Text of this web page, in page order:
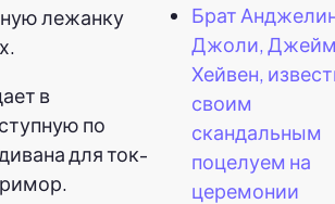
лежанку
в
по
для ток-
Брат
Джоли,
Хейвен,
своим
скандальным
поцелуем на
церемонии